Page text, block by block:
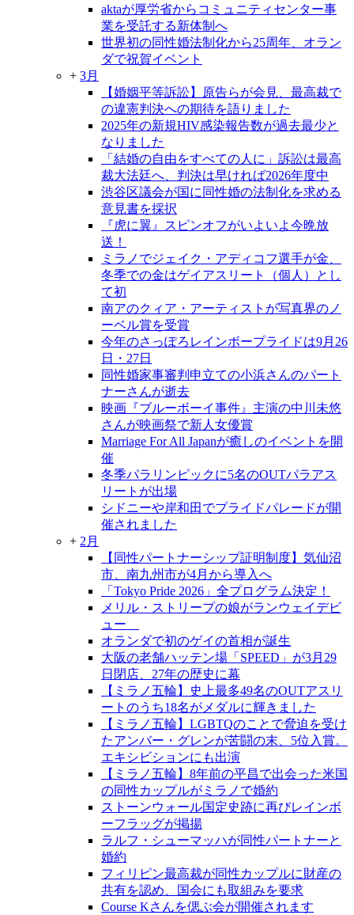
aktaが厚労省からコミュニティセンター事
業を受託する新体制へ
世界初の同性婚法制化から25周年、オラン
ダで祝賀イベント
+ 3月
【婚姻平等訴訟】原告らが会見、最高裁で
の違憲判決への期待を語りました
2025年の新規HIV感染報告数が過去最少と
なりました
「結婚の自由をすべての人に」訴訟は最高
裁大法廷へ、判決は早ければ2026年度中
渋谷区議会が国に同性婚の法制化を求める
意見書を採択
『虎に翼』スピンオフがいよいよ今晩放
送！
ミラノでジェイク・アディコフ選手が金、
冬季での金はゲイアスリート（個人）とし
て初
南アのクィア・アーティストが写真界のノ
ーベル賞を受賞
今年のさっぽろレインボープライドは9月26
日・27日
同性婚家事審判申立ての小浜さんのパート
ナーさんが逝去
映画『ブルーボーイ事件』主演の中川未悠
さんが映画祭で新人女優賞
Marriage For All Japanが癒しのイベントを開
催
冬季パラリンピックに5名のOUTパラアス
リートが出場
シドニーや岸和田でプライドパレードが開
催されました
+ 2月
【同性パートナーシップ証明制度】気仙沼
市、南九州市が4月から導入へ
「Tokyo Pride 2026」全プログラム決定！
メリル・ストリープの娘がランウェイデビ
ュー
オランダで初のゲイの首相が誕生
大阪の老舗ハッテン場「SPEED」が3月29
日閉店、27年の歴史に幕
【ミラノ五輪】史上最多49名のOUTアスリ
ートのうち18名がメダルに輝きました
【ミラノ五輪】LGBTQのことで脅迫を受け
たアンバー・グレンが苦闘の末、5位入賞。
エキシビションにも出演
【ミラノ五輪】8年前の平昌で出会った米国
の同性カップルがミラノで婚約
ストーンウォール国定史跡に再びレインボ
ーフラッグが掲揚
ラルフ・シューマッハが同性パートナーと
婚約
フィリピン最高裁が同性カップルに財産の
共有を認め、国会にも取組みを要求
Course Kさんを偲ぶ会が開催されます